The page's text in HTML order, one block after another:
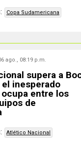
Copa Sudamericana
ago., 08:19 p.m.
supera a
inesperado
entre los
de
Atlético Nacional